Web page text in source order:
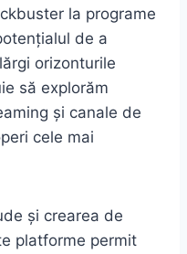
la programe
de a
orizonturile
să explorăm
și canale de
cele mai
și crearea de
platforme permit